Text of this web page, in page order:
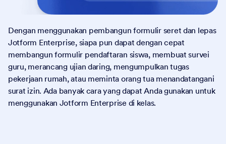
Dengan menggunakan pembangun formulir seret dan lepas
Jotform Enterprise, siapa pun dapat dengan cepat
membangun formulir pendaftaran siswa, membuat survei
guru, merancang ujian daring, mengumpulkan tugas
pekerjaan rumah, atau meminta orang tua menandatangani
surat izin. Ada banyak cara yang dapat Anda gunakan untuk
menggunakan Jotform Enterprise di kelas.